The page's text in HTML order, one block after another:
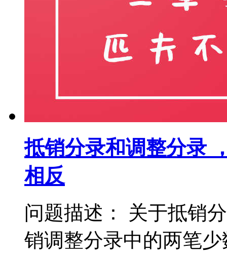
抵销分录和调整分录
相反
问题描述： 关于抵销
销调整分录中的两笔